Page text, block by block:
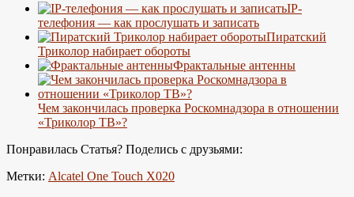
IP-
телефония — как прослушать и записать
Пиратский
Триколор набирает обороты
Фрактальные антенны
Чем закончилась проверка Роскомнадзора в отношении
«Триколор ТВ»?
Понравилась Статья? Поделись с друзьями:
Метки: Alcatel One Touch X020